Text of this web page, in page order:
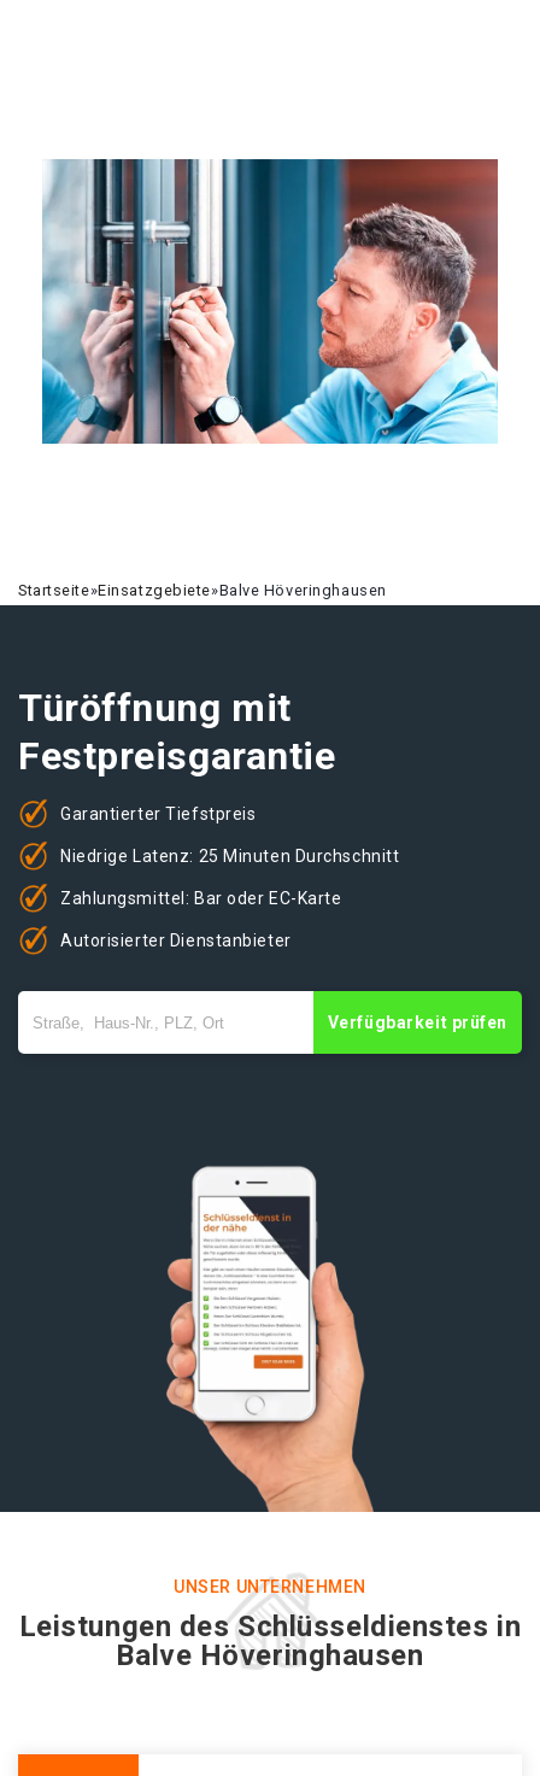
Startseite»Einsatzgebiete»Balve Höveringhausen
Türöffnung mit
Festpreisgarantie
Garantierter Tiefstpreis
Niedrige Latenz: 25 Minuten Durchschnitt
Zahlungsmittel: Bar oder EC-Karte
Autorisierter Dienstanbieter
Verfügbarkeit prüfen
UNSER UNTERNEHMEN
Leistungen des Schlüsseldienstes in
Balve Höveringhausen